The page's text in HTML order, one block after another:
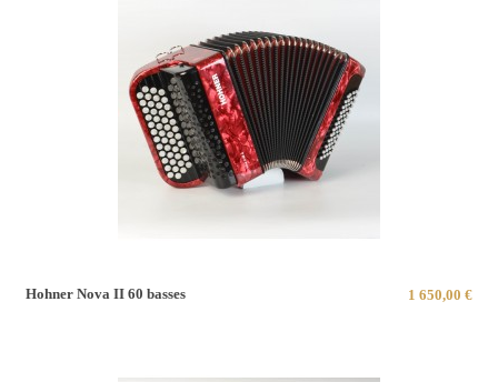
Hohner Nova II 60 basses 1 650,00 €